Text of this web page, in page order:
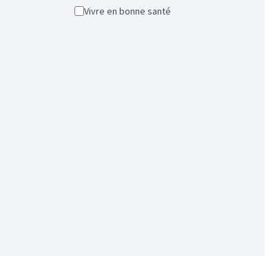
Vivre en bonne santé